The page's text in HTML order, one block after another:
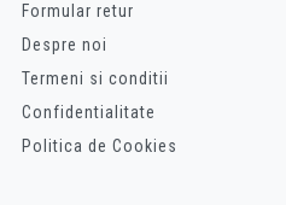
Formular retur
Despre noi
Termeni si conditii
Confidentialitate
Politica de Cookies